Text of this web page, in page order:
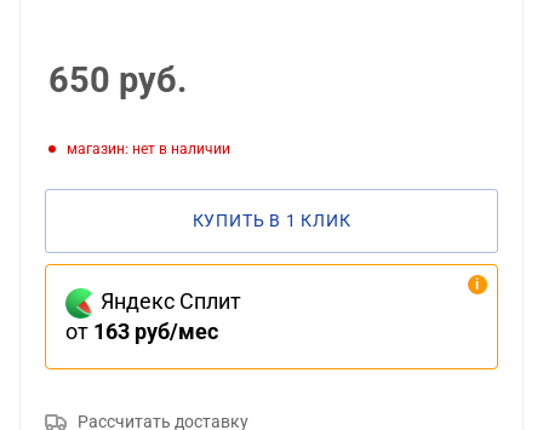
650 руб.
Магазин: нет в наличии
КУПИТЬ В 1 КЛИК
Яндекс Сплит
от 163 руб/мес
Рассчитать доставку